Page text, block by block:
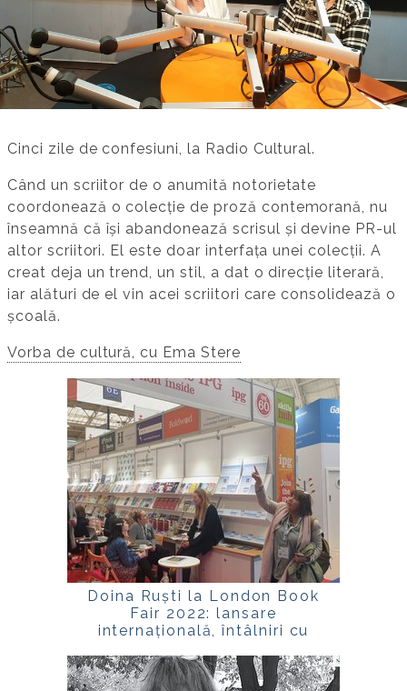
Cinci zile de confesiuni, la Radio Cultural.
Când un scriitor de o anumită notorietate
coordonează o colecție de proză contemorană, nu
înseamnă că își abandonează scrisul și devine PR-ul
altor scriitori. El este doar interfața unei colecții. A
creat deja un trend, un stil, a dat o direcție literară,
iar alături de el vin acei scriitori care consolidează o
școală.
Vorba de cultură, cu Ema Stere
Doina Ruști la London Book
Fair 2022: lansare
internațională, întâlniri cu
Londra